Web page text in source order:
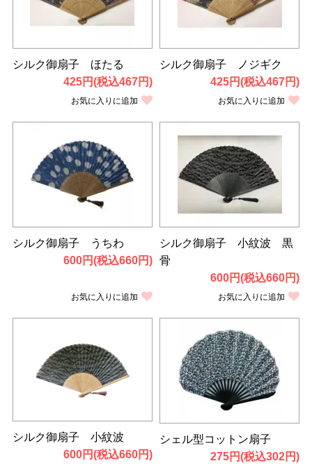
シルク御扇子 ほたる
425円(税込467円)
お気に入りに追加
シルク御扇子 ノジギク
425円(税込467円)
お気に入りに追加
シルク御扇子 うちわ
600円(税込660円)
お気に入りに追加
シルク御扇子 小紋波 黒
骨
600円(税込660円)
お気に入りに追加
シルク御扇子 小紋波
600円(税込660円)
シェル型コットン扇子
275円(税込302円)